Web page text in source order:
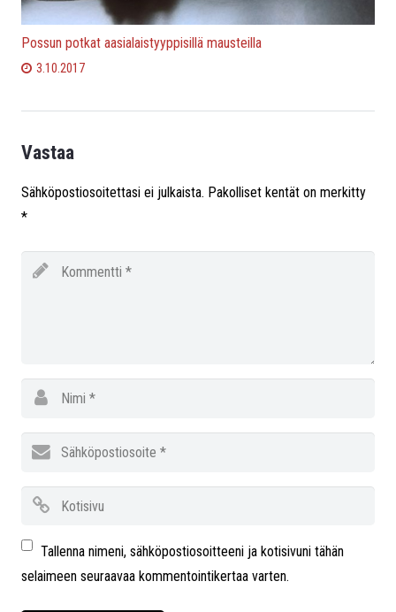
Possun potkat aasialaistyyppisillä mausteilla
3.10.2017
Vastaa
Sähköpostiosoitettasi ei julkaista. Pakolliset kentät on merkitty
*
Tallenna nimeni, sähköpostiosoitteeni ja kotisivuni tähän
selaimeen seuraavaa kommentointikertaa varten.